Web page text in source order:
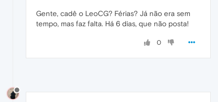
Gente, cadê o LeoCG? Férias? Já não era sem
tempo, mas faz falta. Há 6 dias, que não posta!
0